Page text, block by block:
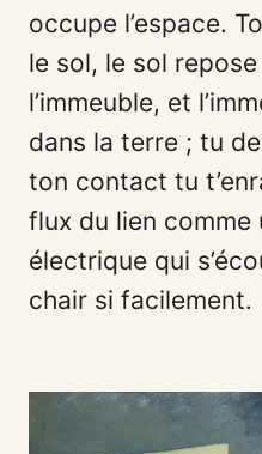
occupe l’espace.
le sol, le sol
l’immeuble, et
dans la terre ; tu
ton contact tu
flux du lien comme
électrique qui
chair si facilement.